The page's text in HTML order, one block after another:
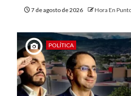
7 de agosto de 2026 Hora En
POLÍTICA